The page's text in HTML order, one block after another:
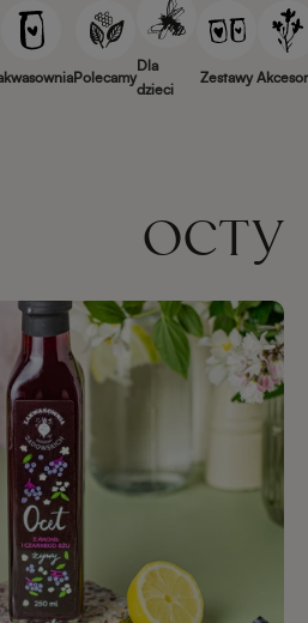
Polecamy
Dla
dzieci
Zestawy
OCTY